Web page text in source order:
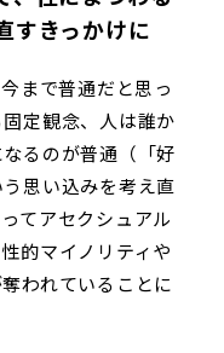
すきっかけに
まで普通だと思っ
定観念、人は誰か
るのが普通（「好
思い込みを考え直
てアセクシュアル
的マイノリティや
われていることに